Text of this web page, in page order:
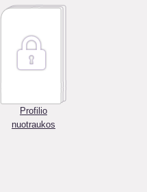
Profilio
nuotraukos